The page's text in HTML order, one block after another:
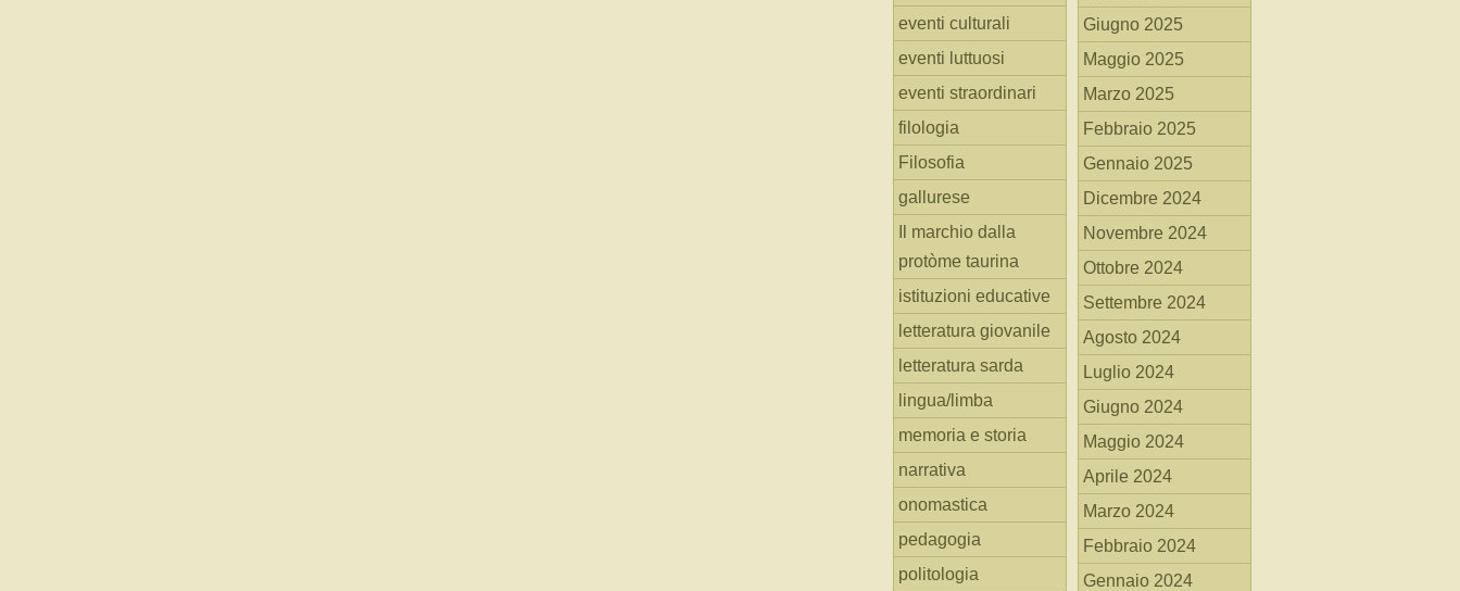
eventi culturali
eventi luttuosi
eventi straordinari
filologia
Filosofia
gallurese
Il marchio dalla
protòme taurina
istituzioni educative
letteratura giovanile
letteratura sarda
lingua/limba
memoria e storia
narrativa
onomastica
pedagogia
politologia
Giugno 2025
Maggio 2025
Marzo 2025
Febbraio 2025
Gennaio 2025
Dicembre 2024
Novembre 2024
Ottobre 2024
Settembre 2024
Agosto 2024
Luglio 2024
Giugno 2024
Maggio 2024
Aprile 2024
Marzo 2024
Febbraio 2024
Gennaio 2024